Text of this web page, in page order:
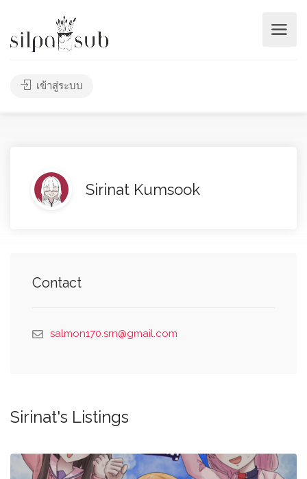
เข้าสู่ระบบ
Sirinat Kumsook
Contact
salmon170.srn@gmail.com
Sirinat's Listings